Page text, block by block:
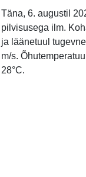
Täna, 6. augustil
pilvisusega ilm.
ja läänetuul
m/s.
28°C.